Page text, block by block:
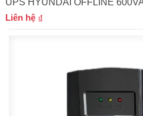
UPS HYUNDAI OFFLINE
Liên hệ